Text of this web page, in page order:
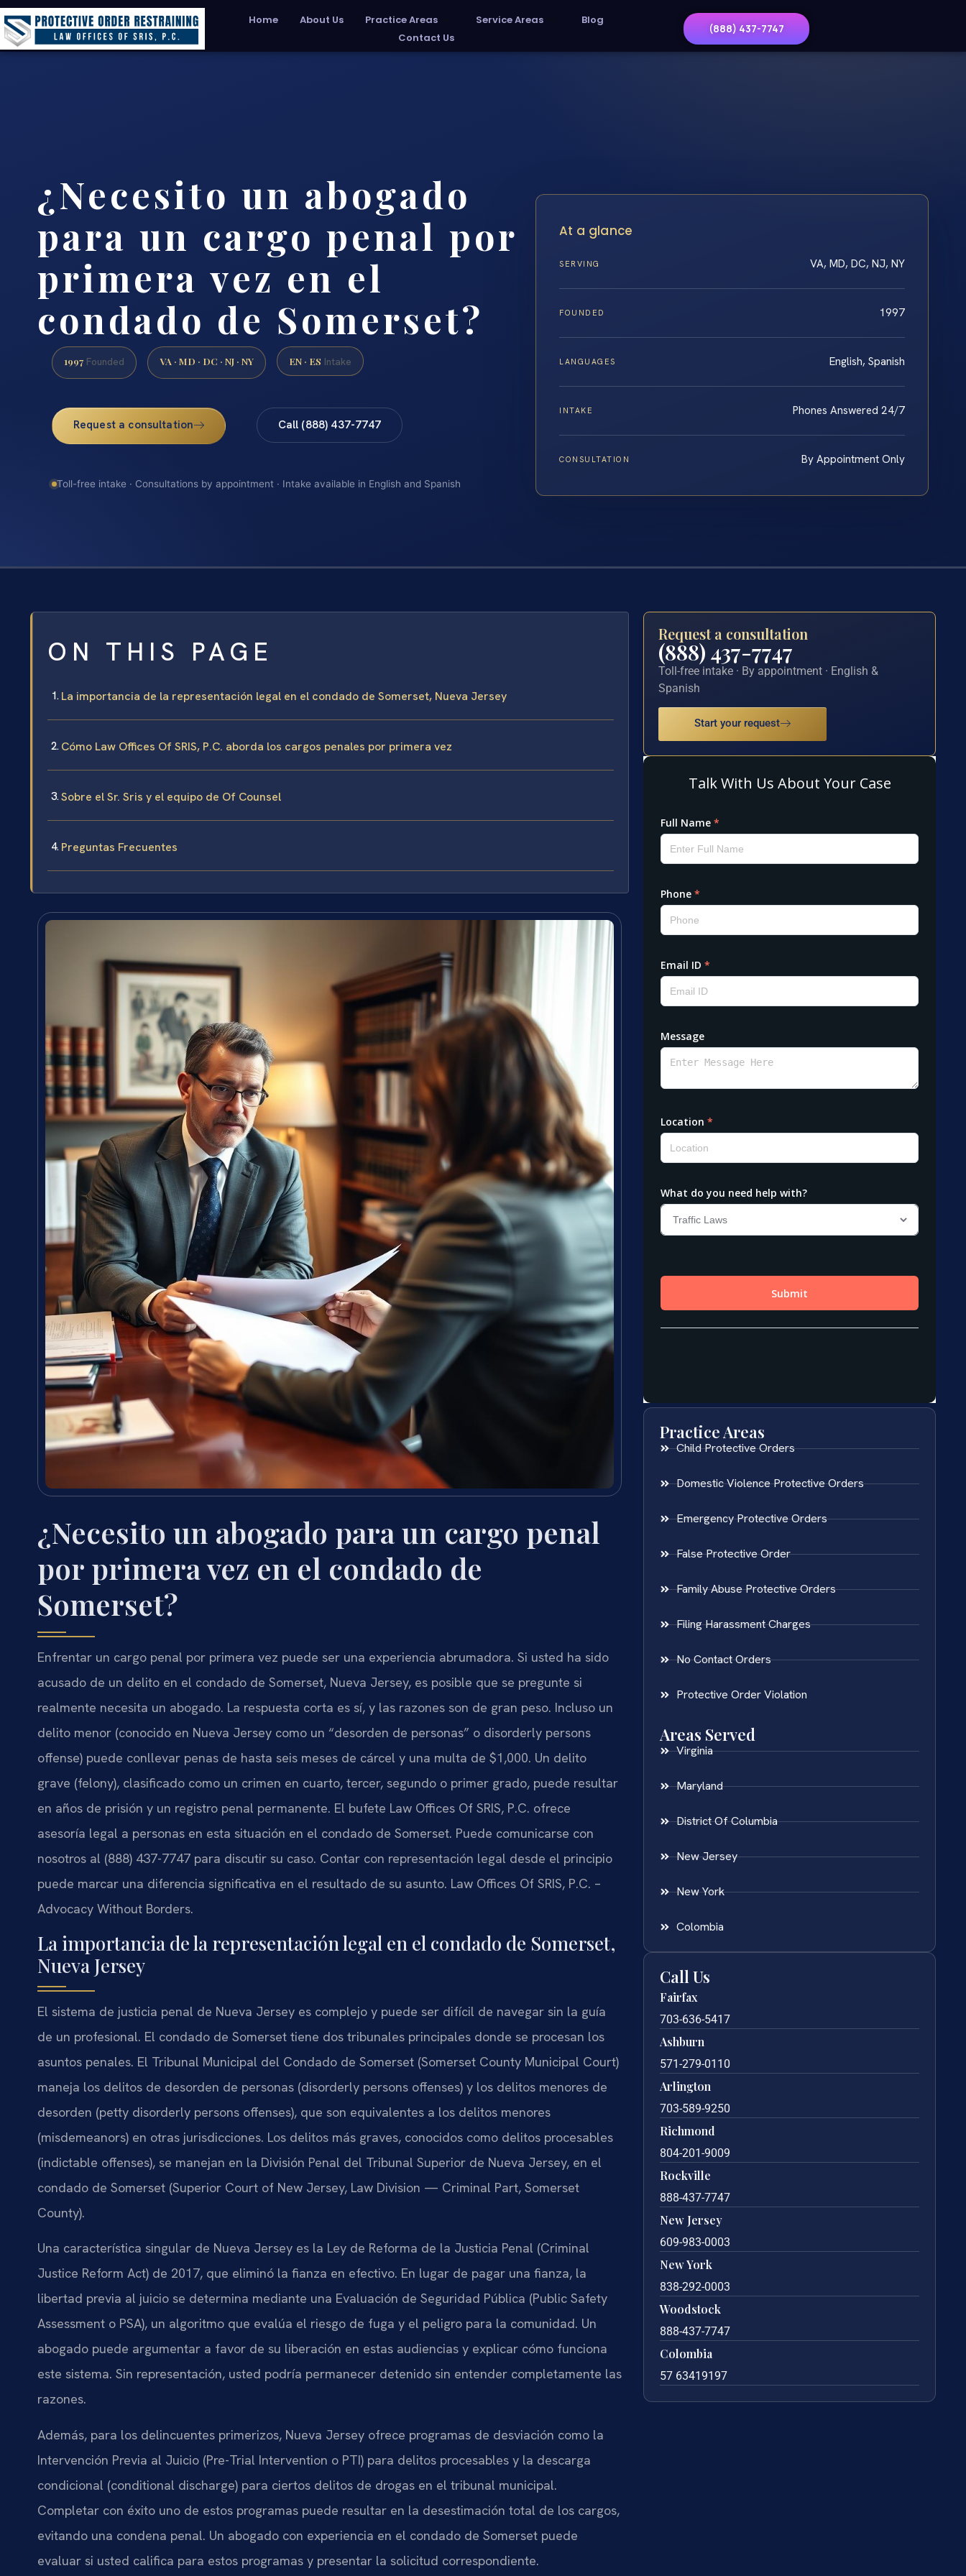
Home About Us Practice Areas Service Areas
Blog
Contact Us
(888) 437-7747
¿Necesito un abogado
para un cargo penal por
primera vez en el
condado de Somerset?
1997 Founded VA · MD · DC · NJ · NY EN · ES Intake
Request a consultation Call (888) 437-7747
Toll-free intake · Consultations by appointment · Intake available in English and Spanish
At a glance
SERVING VA, MD, DC, NJ, NY
FOUNDED 1997
LANGUAGES English, Spanish
INTAKE Phones Answered 24/7
CONSULTATION By Appointment Only
ON THIS PAGE
La importancia de la representación legal en el condado de Somerset, Nueva Jersey
Cómo Law Offices Of SRIS, P.C. aborda los cargos penales por primera vez
Sobre el Sr. Sris y el equipo de Of Counsel
Preguntas Frecuentes
¿Necesito un abogado para un cargo penal
por primera vez en el condado de
Somerset?
Enfrentar un cargo penal por primera vez puede ser una experiencia abrumadora. Si usted ha sido
acusado de un delito en el condado de Somerset, Nueva Jersey, es posible que se pregunte si
realmente necesita un abogado. La respuesta corta es sí, y las razones son de gran peso. Incluso un
delito menor (conocido en Nueva Jersey como un “desorden de personas” o disorderly persons
offense) puede conllevar penas de hasta seis meses de cárcel y una multa de $1,000. Un delito
grave (felony), clasificado como un crimen en cuarto, tercer, segundo o primer grado, puede resultar
en años de prisión y un registro penal permanente. El bufete Law Offices Of SRIS, P.C. ofrece
asesoría legal a personas en esta situación en el condado de Somerset. Puede comunicarse con
nosotros al (888) 437-7747 para discutir su caso. Contar con representación legal desde el principio
puede marcar una diferencia significativa en el resultado de su asunto. Law Offices Of SRIS, P.C. –
Advocacy Without Borders.
La importancia de la representación legal en el condado de Somerset,
Nueva Jersey
El sistema de justicia penal de Nueva Jersey es complejo y puede ser difícil de navegar sin la guía
de un profesional. El condado de Somerset tiene dos tribunales principales donde se procesan los
asuntos penales. El Tribunal Municipal del Condado de Somerset (Somerset County Municipal Court)
maneja los delitos de desorden de personas (disorderly persons offenses) y los delitos menores de
desorden (petty disorderly persons offenses), que son equivalentes a los delitos menores
(misdemeanors) en otras jurisdicciones. Los delitos más graves, conocidos como delitos procesables
(indictable offenses), se manejan en la División Penal del Tribunal Superior de Nueva Jersey, en el
condado de Somerset (Superior Court of New Jersey, Law Division — Criminal Part, Somerset
County).
Una característica singular de Nueva Jersey es la Ley de Reforma de la Justicia Penal (Criminal
Justice Reform Act) de 2017, que eliminó la fianza en efectivo. En lugar de pagar una fianza, la
libertad previa al juicio se determina mediante una Evaluación de Seguridad Pública (Public Safety
Assessment o PSA), un algoritmo que evalúa el riesgo de fuga y el peligro para la comunidad. Un
abogado puede argumentar a favor de su liberación en estas audiencias y explicar cómo funciona
este sistema. Sin representación, usted podría permanecer detenido sin entender completamente las
razones.
Además, para los delincuentes primerizos, Nueva Jersey ofrece programas de desviación como la
Intervención Previa al Juicio (Pre-Trial Intervention o PTI) para delitos procesables y la descarga
condicional (conditional discharge) para ciertos delitos de drogas en el tribunal municipal.
Completar con éxito uno de estos programas puede resultar en la desestimación total de los cargos,
evitando una condena penal. Un abogado con experiencia en el condado de Somerset puede
evaluar si usted califica para estos programas y presentar la solicitud correspondiente.
Request a consultation
(888) 437-7747
Toll-free intake · By appointment · English &
Spanish
Start your request
Practice Areas
Child Protective Orders
Domestic Violence Protective Orders
Emergency Protective Orders
False Protective Order
Family Abuse Protective Orders
Filing Harassment Charges
No Contact Orders
Protective Order Violation
Areas Served
Virginia
Maryland
District Of Columbia
New Jersey
New York
Colombia
Call Us
Fairfax
703-636-5417
Ashburn
571-279-0110
Arlington
703-589-9250
Richmond
804-201-9009
Rockville
888-437-7747
New Jersey
609-983-0003
New York
838-292-0003
Woodstock
888-437-7747
Colombia
57 63419197